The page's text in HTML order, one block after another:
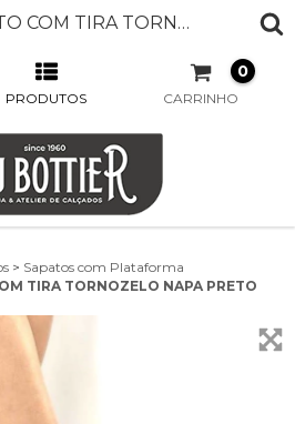
1050320 P SAPATO COM TIRA TORNOZELO NAPA PRETO
PRODUTOS CARRINHO
0
> Sapatos com Plataforma
TIRA TORNOZELO NAPA PRETO